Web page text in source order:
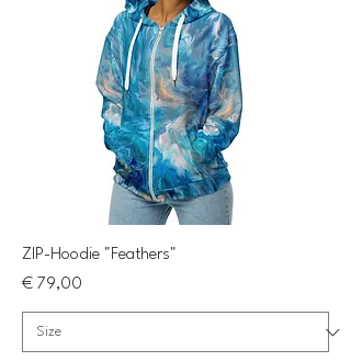
ZIP-Hoodie "Feathers"
Preis
€ 79,00